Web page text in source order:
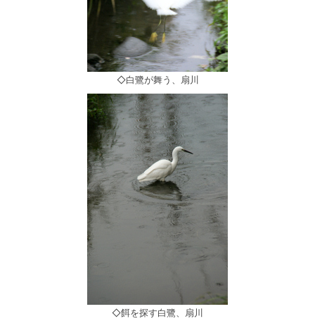
◇白鷺が舞う、扇川
◇餌を探す白鷺、扇川